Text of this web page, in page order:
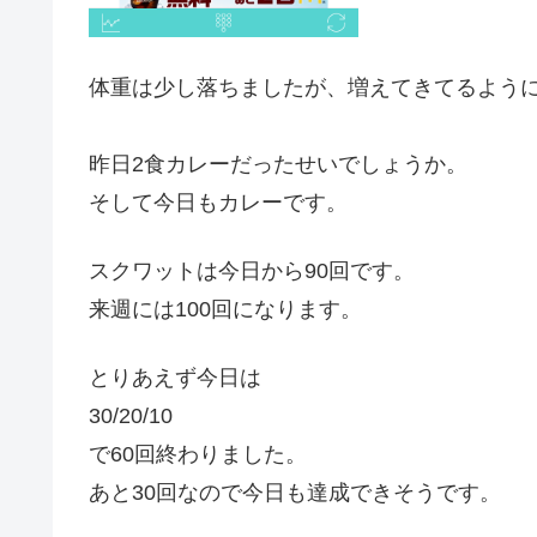
体重は少し落ちましたが、増えてきてるよう
昨日2食カレーだったせいでしょうか。
そして今日もカレーです。
スクワットは今日から90回です。
来週には100回になります。
とりあえず今日は
30/20/10
で60回終わりました。
あと30回なので今日も達成できそうです。